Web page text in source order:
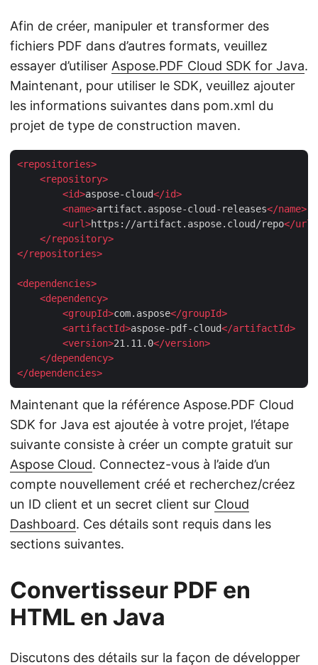
Afin de créer, manipuler et transformer des
fichiers PDF dans d’autres formats, veuillez
essayer d’utiliser Aspose.PDF Cloud SDK for Java.
Maintenant, pour utiliser le SDK, veuillez ajouter
les informations suivantes dans pom.xml du
projet de type de construction maven.
<repositories>
<repository>
<id>aspose-cloud</id>
<name>artifact.aspose-cloud-releases</name>
<url>https://artifact.aspose.cloud/repo</url
</repository>
</repositories>
<dependencies>
<dependency>
<groupId>com.aspose</groupId>
<artifactId>aspose-pdf-cloud</artifactId>
<version>21.11.0</version>
</dependency>
</dependencies>
Maintenant que la référence Aspose.PDF Cloud
SDK for Java est ajoutée à votre projet, l’étape
suivante consiste à créer un compte gratuit sur
Aspose Cloud. Connectez-vous à l’aide d’un
compte nouvellement créé et recherchez/créez
un ID client et un secret client sur Cloud
Dashboard. Ces détails sont requis dans les
sections suivantes.
Convertisseur PDF en
HTML en Java
Discutons des détails sur la façon de développer